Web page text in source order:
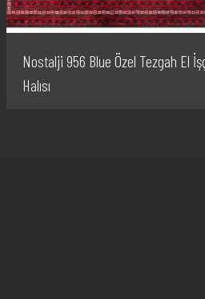
Nostalji 956 Blue Özel Tezgah El
Halısı